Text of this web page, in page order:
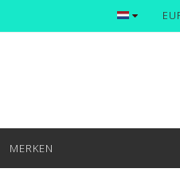
Ontdek en shop
MERKEN